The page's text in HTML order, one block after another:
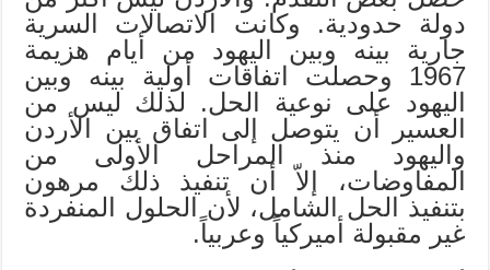
دولة حدودية. وكانت الاتصالات السرية
جارية بينه وبين اليهود من أيام هزيمة
1967 وحصلت اتفاقات أولية بينه وبين
اليهود على نوعية الحل. لذلك ليس من
العسير أن يتوصل إلى اتفاق بين الأردن
واليهود منذ المراحل الأولى من
المفاوضات، إلاّ أن تنفيذ ذلك مرهون
بتنفيذ الحل الشامل، لأن الحلول المنفردة
غير مقبولة أميركياً وعربياً.